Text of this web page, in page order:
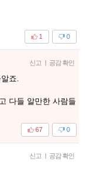
0
1
신고 | 공감 확인
죠.
다들 알만한 사람들
0
67
신고 | 공감 확인